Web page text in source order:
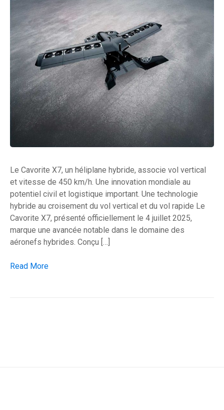
Le Cavorite X7, un héliplane hybride, associe vol vertical
et vitesse de 450 km/h. Une innovation mondiale au
potentiel civil et logistique important. Une technologie
hybride au croisement du vol vertical et du vol rapide Le
Cavorite X7, présenté officiellement le 4 juillet 2025,
marque une avancée notable dans le domaine des
aéronefs hybrides. Conçu […]
L’héliplane Cavorite X7 promet un bond technologique majeur
Read More